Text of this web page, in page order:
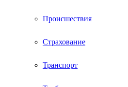
Происшествия
Страхование
Транспорт